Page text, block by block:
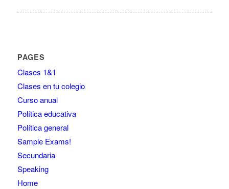
PAGES
Clases 1&1
Clases en tu colegio
Curso anual
Política educativa
Política general
Sample Exams!
Secundaria
Speaking
Home